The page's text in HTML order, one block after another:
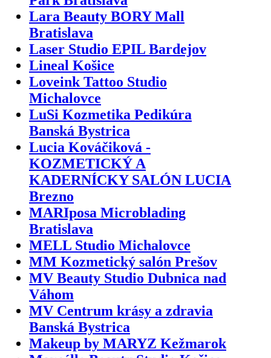
Lara Beauty BORY Mall
Bratislava
Laser Studio EPIL Bardejov
Lineal Košice
Loveink Tattoo Studio
Michalovce
LuSi Kozmetika Pedikúra
Banská Bystrica
Lucia Kováčiková -
KOZMETICKÝ A
KADERNÍCKY SALÓN LUCIA
Brezno
MARIposa Microblading
Bratislava
MELL Studio Michalovce
MM Kozmetický salón Prešov
MV Beauty Studio Dubnica nad
Váhom
MV Centrum krásy a zdravia
Banská Bystrica
Makeup by MARYZ Kežmarok